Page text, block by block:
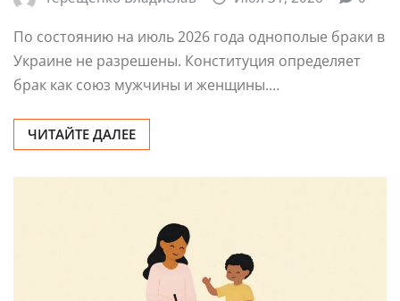
По состоянию на июль 2026 года однополые браки в
Украине не разрешены. Конституция определяет
брак как союз мужчины и женщины.…
ЧИТАЙТЕ ДАЛЕЕ